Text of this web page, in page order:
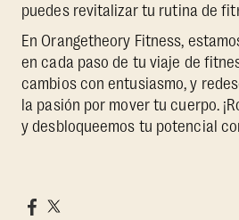
puedes revitalizar tu rutina de
En Orangetheory Fitness,
en cada paso de tu viaje de
cambios con entusiasmo, y
la pasión por mover tu cuerpo.
y desbloqueemos tu potencial